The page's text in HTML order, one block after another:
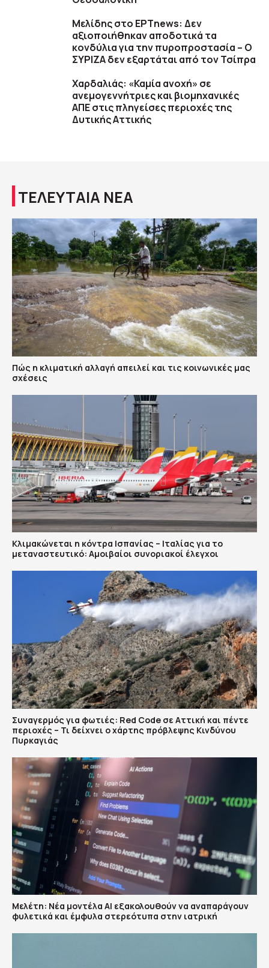
Μελίδης στο ΕΡΤnews: Δεν
αξιοποιήθηκαν αποδοτικά τα
κονδύλια για την πυροπροστασία – Ο
ΣΥΡΙΖΑ δεν εξαρτάται από τον Τσίπρα
Χαρδαλιάς: «Καμία ανοχή» σε
ανεμογεννήτριες και βιομηχανικές
ΑΠΕ στις πληγείσες περιοχές της
Δυτικής Αττικής
ΤΕΛΕΥΤΑΙΑ ΝΕΑ
Πώς η κλιματική αλλαγή απειλεί και τις κοινωνικές μας
σχέσεις
Κλιμακώνεται η κόντρα Ισπανίας – Ιταλίας για το
μεταναστευτικό: Αμοιβαίοι συνοριακοί έλεγχοι
Συναγερμός για φωτιές: Red Code σε Αττική και πέντε
περιοχές – Τι δείχνει ο χάρτης πρόβλεψης Κινδύνου
Πυρκαγιάς
Μελέτη: Νέα μοντέλα ΑΙ εξακολουθούν να αναπαράγουν
φυλετικά και έμφυλα στερεότυπα στην ιατρική